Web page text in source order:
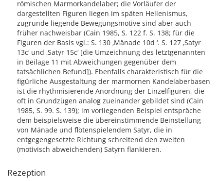
römischen Marmorkandelaber; die Vorläufer der
dargestellten Figuren liegen im späten Hellenismus,
zugrunde liegende Bewegungsmotive sind aber auch
früher nachweisbar (Cain 1985, S. 122 f. S. 138; für die
Figuren der Basis vgl.: S. 130 ‚Mänade 10d ‘. S. 127 ‚Satyr
13c‘ und ‚Satyr 15c‘ [die Umzeichnung des letztgenannten
in Beilage 11 mit Abweichungen gegenüber dem
tatsächlichen Befund]). Ebenfalls charakteristisch für die
figürliche Ausgestaltung der marmornen Kandelaberbasen
ist die rhythmisierende Anordnung der Einzelfiguren, die
oft in Grundzügen analog zueinander gebildet sind (Cain
1985, S. 99. S. 139); im vorliegenden Beispiel entspräche
dem beispielsweise die übereinstimmende Beinstellung
von Mänade und flötenspielendem Satyr, die in
entgegengesetzte Richtung schreitend den zweiten
(motivisch abweichenden) Satyrn flankieren.
Rezeption